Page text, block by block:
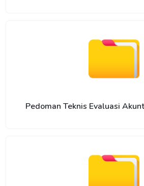
Pedoman Teknis Evaluasi